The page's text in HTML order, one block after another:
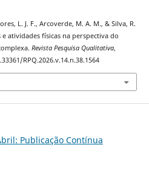
L. J. F., Arcoverde, M. A. M., & Silva, R.
atividades físicas na perspectiva do
Revista Pesquisa Qualitativa,
RPQ.2026.v.14.n.38.1564
Publicação Contínua